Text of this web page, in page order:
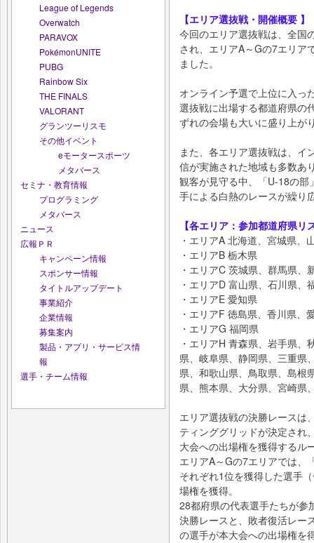
League of Legends
Overwatch
PARAVOX
PokémonUNITE
PUBG
Rainbow Six
THE FINALS
VALORANT
グランツーリスモ
その他イベント
eモータースポーツ
メタバース
セミナ・教育情報
プログラミング
メタバース
ニュース
広報ＰＲ
キャンペーン情報
スポンサー情報
タイトルアップデート
事業紹介
企業情報
募集案内
製品・アプリ・サービス情
報
選手・チーム情報
【エリア選抜戦・開催概要 】
今回のエリア選抜戦は、全国
され、エリアA～Gの7エリア
ました。
オンライン予選で上位に入っ
選抜戦に出場する都道府県の
ずれの会場も大いに盛り上が
また、各エリア選抜戦は、イ
信が実施された地域も多数あ
観客が見守る中、「U-18の
手による白熱のレースが繰り
【各エリア：参加都道府県リ
・エリアA 北海道、宮城県、
・エリアB 栃木県
・エリアC 茨城県、群馬県、
・エリアD 富山県、石川県、
・エリアE 愛知県
・エリアF 徳島県、香川県、
・エリアG 福岡県
・エリアH 青森県、岩手県
県、岐阜県、静岡県、三重県
県、和歌山県、鳥取県、島根
県、熊本県、大分県、宮崎県
エリア選抜戦の決勝レースは
ティンググリッドが決定され
大会への出場権を獲得するル
エリアA～Gの7エリアでは、
それぞれ1位を獲得した選手
場権を獲得。
28都府県の代表選手たちが参
決勝レースと、敗者復活レー
の選手が本大会への出場権を